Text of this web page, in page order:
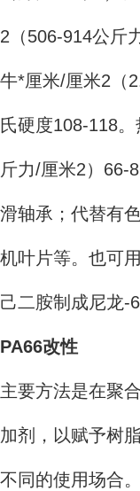
2（506-914公斤
牛*厘米/厘米2（
氏硬度108-118
斤力/厘米2）66-
滑轴承；代替有
机叶片等。也可
己二胺制成尼龙-
PA66改性
主要方法是在聚
加剂，以赋予树
不同的使用场合